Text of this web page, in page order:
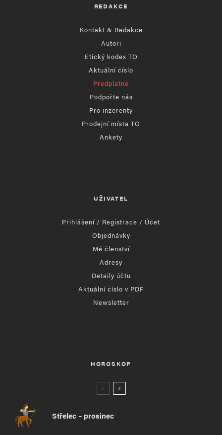
REDAKCE
Kontakt & Redakce
Autoři
Etický kodex TO
Aktuální číslo
Předplatné
Podpořte nás
Pro inzerenty
Prodejní místa TO
Ankety
UŽIVATEL
Přihlášení / Registrace / Účet
Objednávky
Mé členství
Adresy
Detaily účtu
Aktuální číslo v PDF
Newsletter
HOROSKOP
Střelec – prosinec